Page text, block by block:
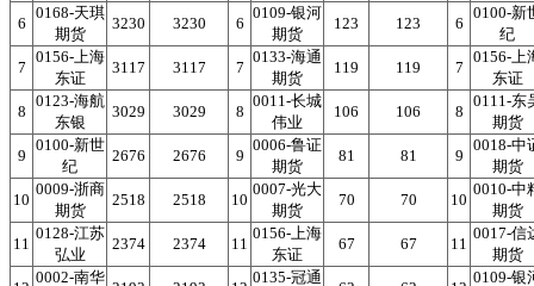
6
0168-天琪
期货
3230 3230 6
0109-银河
期货
123 123 6
0100-新
纪
7
0156-上海
东证
3117 3117 7
0133-海通
期货
119 119 7
0156-上
东证
8
0123-海航
东银
3029 3029 8
0011-长城
伟业
106 106 8
0111-东
期货
9
0100-新世
纪
2676 2676 9
0006-鲁证
期货
81 81 9
0018-中
期货
10
0009-浙商
期货
2518 2518 10
0007-光大
期货
70 70 10
0010-中
期货
11
0128-江苏
弘业
2374 2374 11
0156-上海
东证
67 67 11
0017-信
期货
0002-南华
0135-冠通
0109-银